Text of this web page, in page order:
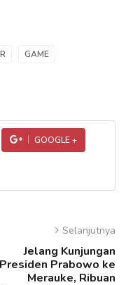
GAME
GOOGLE +
Selanjutnya
Jelang Kunjungan
Presiden Prabowo ke
Merauke, Ribuan